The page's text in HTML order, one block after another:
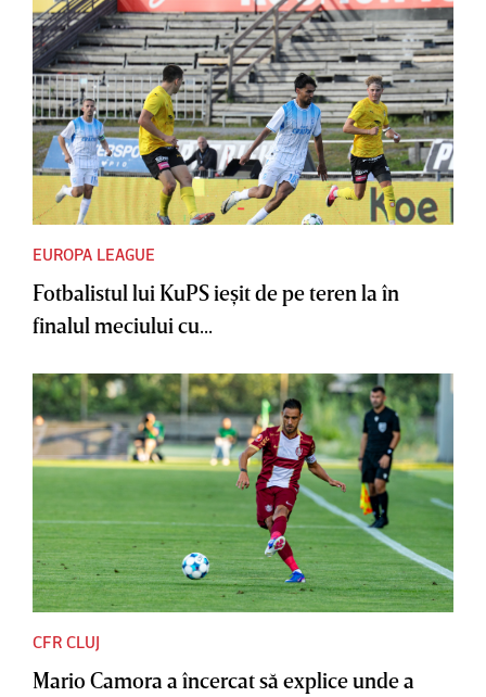
EUROPA LEAGUE
Fotbalistul lui KuPS ieşit de pe teren la în
finalul meciului cu...
CFR CLUJ
Mario Camora a încercat să explice unde a